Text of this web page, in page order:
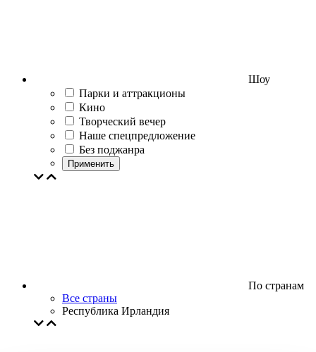
Шоу
Парки и аттракционы
Кино
Творческий вечер
Наше спецпредложение
Без поджанра
Применить
По странам
Все страны
Республика Ирландия